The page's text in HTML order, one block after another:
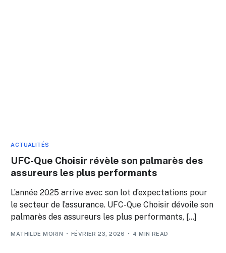
ACTUALITÉS
UFC-Que Choisir révèle son palmarès des
assureurs les plus performants
L’année 2025 arrive avec son lot d’expectations pour
le secteur de l’assurance. UFC-Que Choisir dévoile son
palmarès des assureurs les plus performants, […]
MATHILDE MORIN FÉVRIER 23, 2026 4 MIN READ